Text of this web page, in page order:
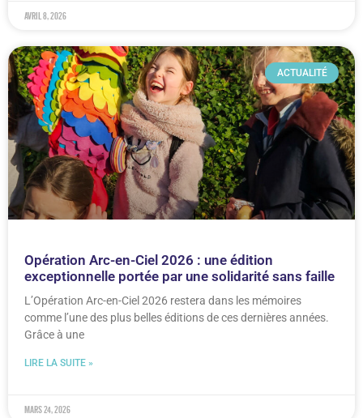
avril 8, 2026
ACTUALITÉ
Opération Arc-en-Ciel 2026 : une édition
exceptionnelle portée par une solidarité sans faille
L’Opération Arc-en-Ciel 2026 restera dans les mémoires
comme l’une des plus belles éditions de ces dernières années.
Grâce à une
LIRE LA SUITE »
mars 24, 2026